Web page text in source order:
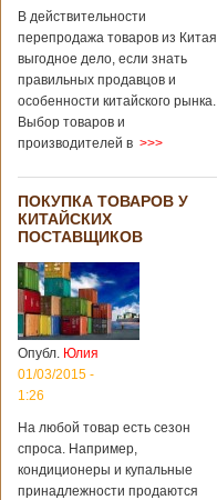
В действительности
перепродажа товаров из Китая
выгодное дело, если знать
правильных продавцов и
особенности китайского рынка.
Выбор товаров и
производителей в >>>
ПОКУПКА ТОВАРОВ У
КИТАЙСКИХ
ПОСТАВЩИКОВ
Опубл. Юлия
01/03/2015 -
1:26
На любой товар есть сезон
спроса. Например,
кондиционеры и купальные
принадлежности продаются